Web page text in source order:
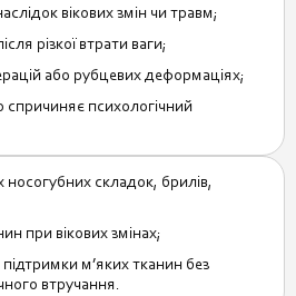
вікових змін чи травм;
різкої втрати ваги;
або рубцевих деформаціях;
психологічний
складок, брилів,
при вікових змінах;
м’яких тканин без
втручання.